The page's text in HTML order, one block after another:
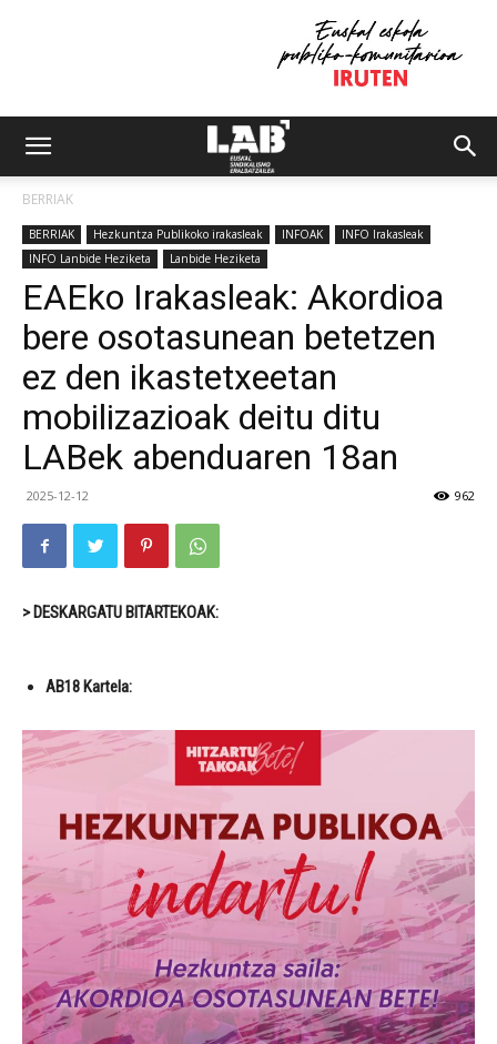
BERRIAK
BERRIAK Hezkuntza Publikoko irakasleak INFOAK
INFO Irakasleak
INFO Lanbide Heziketa
Lanbide Heziketa
EAEko Irakasleak: Akordioa
bere osotasunean betetzen
ez den ikastetxeetan
mobilizazioak deitu ditu
LABek abenduaren 18an
2025-12-12 962
> DESKARGATU BITARTEKOAK:
AB18 Kartela: